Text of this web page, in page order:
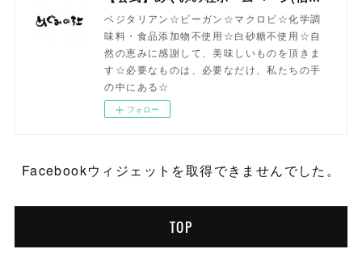
ベジタリアン☆ビーガン☆マクロビ☆化学調
味料・食品添加物不使用☆白砂糖不使用☆自
然の恵みに感謝して、美味しいものを頂きま
す☆必要なものは、必要なだけ、私たちの手
の中にある☆
フォロー
Facebookウィジェットを取得できませんでした。
TOP